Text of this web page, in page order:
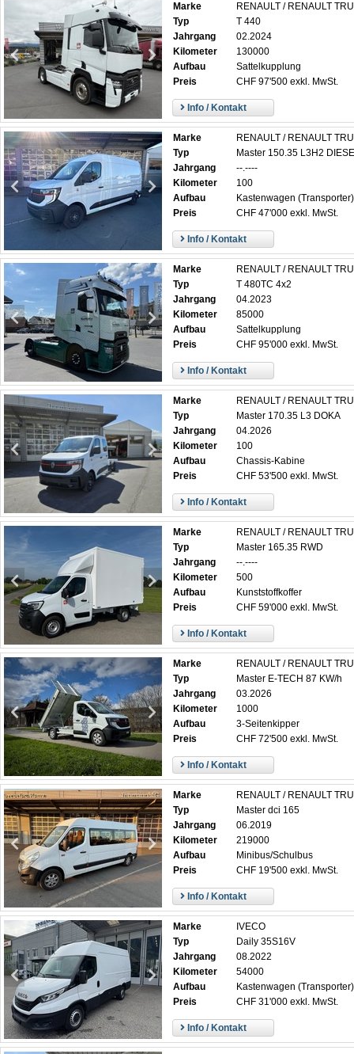
Marke
RENAULT / RENAULT
Typ
T 440
Jahrgang
02.2024
Kilometer
130000
Aufbau
Sattelkupplung
Preis
CHF 97'500 exkl. MwSt.
Info / Kontakt
Marke
RENAULT / RENAULT
Typ
Master 150.35 L3H2
Jahrgang
--.----
Kilometer
100
Aufbau
Kastenwagen (Transporter)
Preis
CHF 47'000 exkl. MwSt.
Info / Kontakt
Marke
RENAULT / RENAULT
Typ
T 480TC 4x2
Jahrgang
04.2023
Kilometer
85000
Aufbau
Sattelkupplung
Preis
CHF 95'000 exkl. MwSt.
Info / Kontakt
Marke
RENAULT / RENAULT
Typ
Master 170.35 L3 DOKA
Jahrgang
04.2026
Kilometer
100
Aufbau
Chassis-Kabine
Preis
CHF 53'500 exkl. MwSt.
Info / Kontakt
Marke
RENAULT / RENAULT
Typ
Master 165.35 RWD
Jahrgang
--.----
Kilometer
500
Aufbau
Kunststoffkoffer
Preis
CHF 59'000 exkl. MwSt.
Info / Kontakt
Marke
RENAULT / RENAULT
Typ
Master E-TECH 87 KW/h
Jahrgang
03.2026
Kilometer
1000
Aufbau
3-Seitenkipper
Preis
CHF 72'500 exkl. MwSt.
Info / Kontakt
Marke
RENAULT / RENAULT
Typ
Master dci 165
Jahrgang
06.2019
Kilometer
219000
Aufbau
Minibus/Schulbus
Preis
CHF 19'500 exkl. MwSt.
Info / Kontakt
Marke
IVECO
Typ
Daily 35S16V
Jahrgang
08.2022
Kilometer
54000
Aufbau
Kastenwagen (Transporter)
Preis
CHF 31'000 exkl. MwSt.
Info / Kontakt